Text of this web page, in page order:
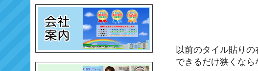
以前のタイル貼りの
できるだけ狭くなら